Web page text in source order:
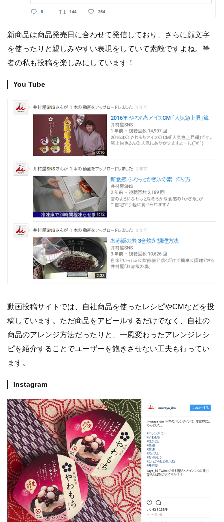
新商品は商品発売日に合わせて発信しており、さらに顔文字
を使ったりと親しみやすい表現をしていて素敵ですよね。筆
者の私も投稿を楽しみにしています！
You Tube
動画投稿サイトでは、自社商品を使ったレシピやCMなどを投
稿しています。ただ商品をアピールするだけでなく、自社の
商品のアレンジ方法だったりと、一風変わったアレンジレシ
ピを紹介することでユーザーを飽きさせない工夫も行ってい
ます。
Instagram